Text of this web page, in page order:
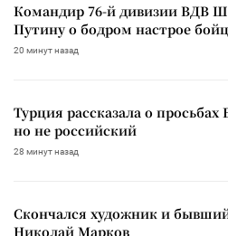
Командир 76-й дивизии ВДВ
Путину о бодром настрое
20 минут назад
Турция рассказала о просьбах
но не российский
28 минут назад
Скончался художник и
Николай Марков